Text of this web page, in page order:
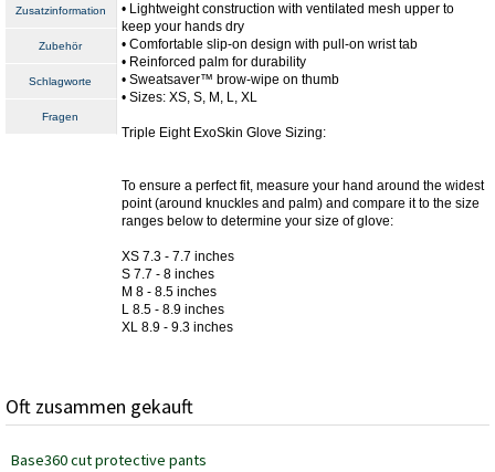
Zusatzinformation
Zubehör
Schlagworte
Fragen
• Lightweight construction with ventilated mesh upper to
keep your hands dry
• Comfortable slip-on design with pull-on wrist tab
• Reinforced palm for durability
• Sweatsaver™ brow-wipe on thumb
• Sizes: XS, S, M, L, XL
Triple Eight ExoSkin Glove Sizing:
To ensure a perfect fit, measure your hand around the widest
point (around knuckles and palm) and compare it to the size
ranges below to determine your size of glove:
XS 7.3 - 7.7 inches
S 7.7 - 8 inches
M 8 - 8.5 inches
L 8.5 - 8.9 inches
XL 8.9 - 9.3 inches
Oft zusammen gekauft
Base360 cut protective pants